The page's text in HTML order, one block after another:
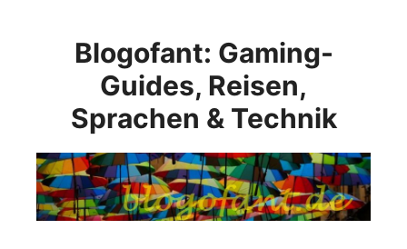
Blogofant: Gaming-
Guides, Reisen,
Sprachen & Technik